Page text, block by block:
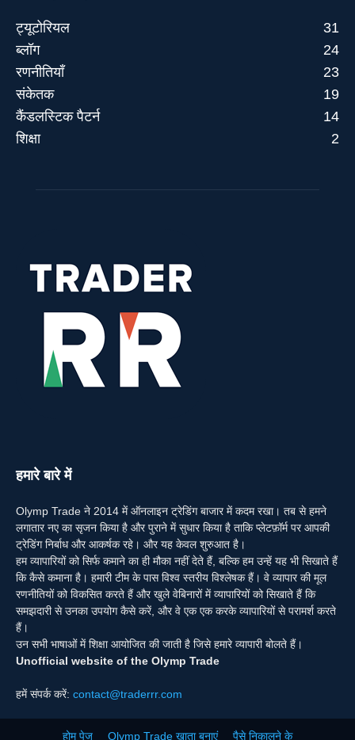
ट्यूटोरियल
31
ब्लॉग
24
रणनीतियाँ
23
संकेतक
19
कैंडलस्टिक पैटर्न
14
शिक्षा
2
हमारे बारे में
Olymp Trade ने 2014 में ऑनलाइन ट्रेडिंग बाजार में कदम रखा। तब से हमने
लगातार नए का सृजन किया है और पुराने में सुधार किया है ताकि प्लेटफ़ॉर्म पर आपकी
ट्रेडिंग निर्बाध और आकर्षक रहे। और यह केवल शुरुआत है।
हम व्यापारियों को सिर्फ कमाने का ही मौका नहीं देते हैं, बल्कि हम उन्हें यह भी सिखाते हैं
कि कैसे कमाना है। हमारी टीम के पास विश्व स्तरीय विश्लेषक हैं। वे व्यापार की मूल
रणनीतियों को विकसित करते हैं और खुले वेबिनारों में व्यापारियों को सिखाते हैं कि
समझदारी से उनका उपयोग कैसे करें, और वे एक एक करके व्यापारियों से परामर्श करते
हैं।
उन सभी भाषाओं में शिक्षा आयोजित की जाती है जिसे हमारे व्यापारी बोलते हैं।
Unofficial website of the Olymp Trade
हमें संपर्क करें: contact@traderrr.com
होम पेज Olymp Trade खाता बनाएं पैसे निकालने के